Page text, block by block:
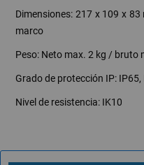
Dimensiones: 217 x 109 x
marco
Peso: Neto max. 2 kg / bruto
Grado de protección IP:
Nivel de resistencia: IK10